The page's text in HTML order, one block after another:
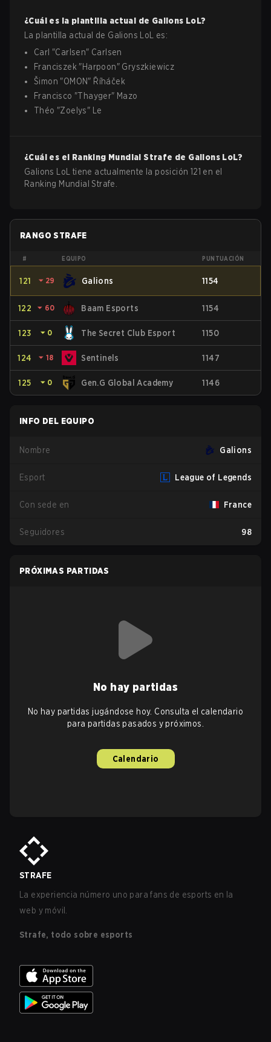
¿Cuál es la plantilla actual de Galions LoL?
La plantilla actual de Galions LoL
es:
Carl "Carlsen" Carlsen
Franciszek "Harpoon" Gryszkiewicz
Šimon "OMON" Říháček
Francisco "Thayger" Mazo
Théo "Zoelys" Le
¿Cuál es el Ranking Mundial Strafe de Galions LoL?
Galions LoL tiene actualmente la posición 121 en el
Ranking Mundial Strafe.
RANGO STRAFE
# EQUIPO PUNTUACIÓN
121 ⏷ 29 Galions 1154
122 ⏷ 60 Baam Esports 1154
123 ⏷ 0 The Secret Club Esport 1150
124 ⏷ 18 Sentinels 1147
125 ⏷ 0 Gen.G Global Academy 1146
INFO DEL EQUIPO
Nombre Galions
Esport League of Legends
Con sede en France
Seguidores 98
PRÓXIMAS PARTIDAS
No hay partidas
No hay partidas jugándose hoy. Consulta el calendario
para partidas pasados y próximos.
Calendario
STRAFE
La experiencia número uno para fans de esports en la
web y móvil.
Strafe, todo sobre esports